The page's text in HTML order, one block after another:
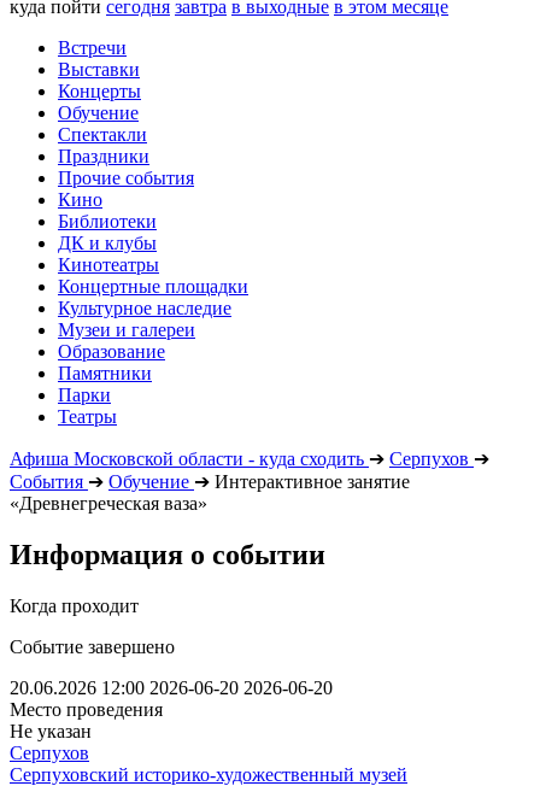
куда пойти сегодня завтра в выходные в этом месяце
Встречи
Выставки
Концерты
Обучение
Спектакли
Праздники
Прочие события
Кино
Библиотеки
ДК и клубы
Кинотеатры
Концертные площадки
Культурное наследие
Музеи и галереи
Образование
Памятники
Парки
Театры
Афиша Московской области - куда сходить ➔ Серпухов ➔
События ➔ Обучение ➔ Интерактивное занятие
«Древнегреческая ваза»
Информация о событии
Когда проходит
Событие завершено
20.06.2026 12:00 2026-06-20 2026-06-20
Место проведения
Не указан
Серпухов
Серпуховский историко-художественный музей